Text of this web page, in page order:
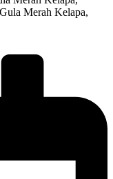
Merah Kelapa,